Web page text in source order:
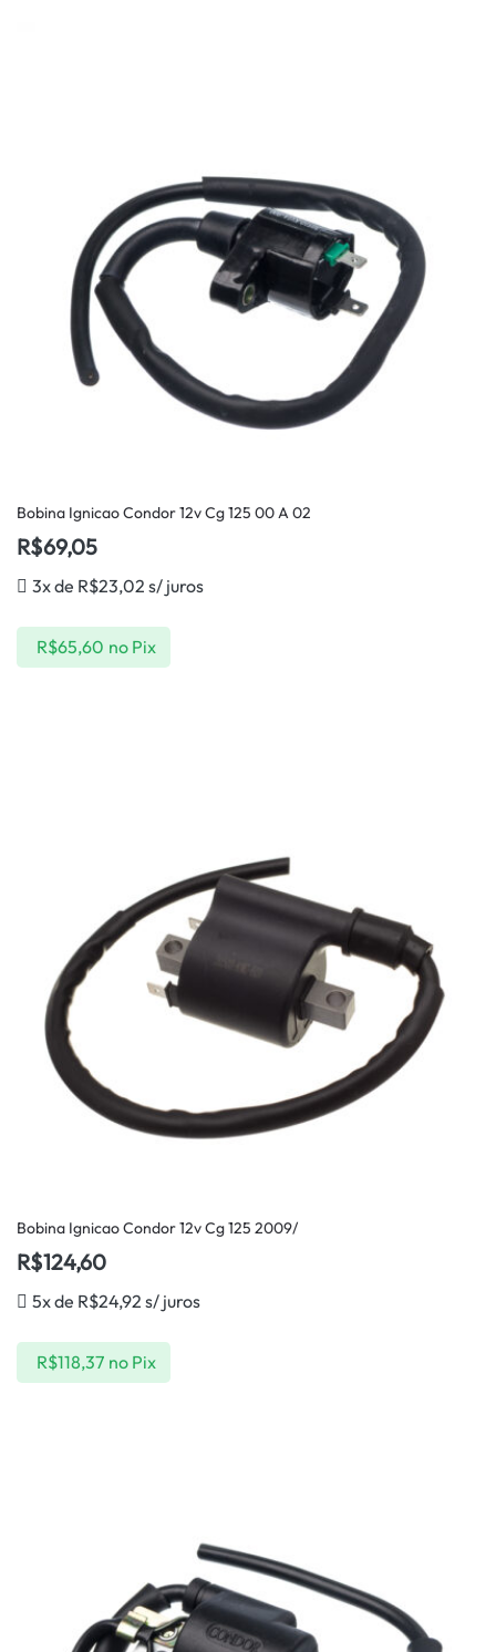
Bobina Ignicao Condor 12v Cg 125 00 A 02
R$69,05
3x de R$23,02 s/ juros
R$65,60 no Pix
Bobina Ignicao Condor 12v Cg 125 2009/
R$124,60
5x de R$24,92 s/ juros
R$118,37 no Pix